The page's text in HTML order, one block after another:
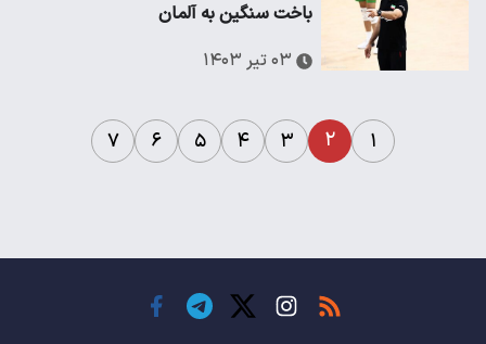
باخت سنگین به آلمان
۰۳ تیر ۱۴۰۳
۱ ۲ ۳ ۴ ۵ ۶ ۷